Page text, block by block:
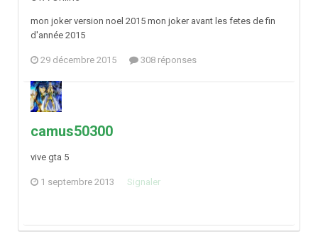
mon joker version noel 2015 mon joker avant les fetes de fin
d'année 2015
29 décembre 2015 308 réponses
camus50300
vive gta 5
1 septembre 2013 Signaler